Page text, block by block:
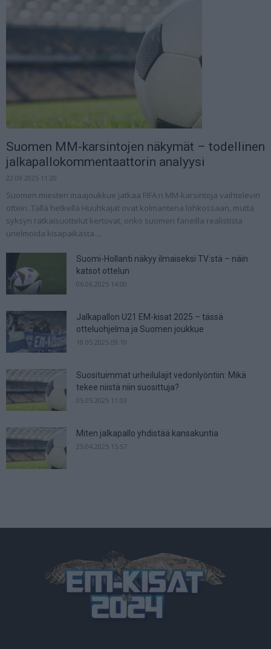
Suomen MM-karsintojen näkymät – todellinen
jalkapallokommentaattorin analyysi
22.09.2025 11:20
Suomen miesten maajoukkue jatkaa FIFA:n MM-karsintoja vaihtelevin
ottein. Tällä hetkellä Huuhkajat ovat kolmantena lohkossaan, mutta
syksyn ratkaisuottelut kertovat, onko suomen faneilla realistista
unelmoida kisapaikasta....
Suomi-Hollanti näkyy ilmaiseksi TV:stä – näin
katsot ottelun
06.06.2025 14:00
Jalkapallon U21 EM-kisat 2025 – tässä
otteluohjelma ja Suomen joukkue
18.05.2025 09:10
Suosituimmat urheilulajit vedonlyöntiin: Mikä
tekee niistä niin suosittuja?
05.05.2025 11:03
Miten jalkapallo yhdistää kansakuntia
25.04.2025 15:57